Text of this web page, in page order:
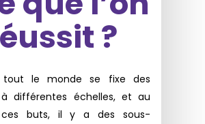
?
tout le monde se fixe des
différentes échelles, et au
buts, il y a des sous-